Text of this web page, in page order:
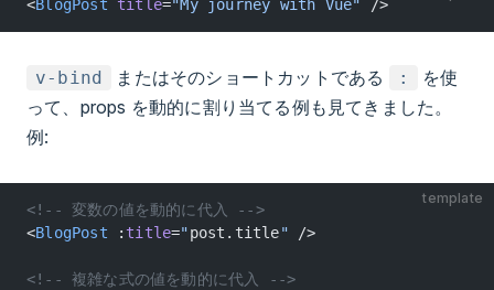
<BlogPost title="My journey with Vue" />
v-bind またはそのショートカットである :
を使
って、props を動的に割り当てる例も見てきました。
例:
template
<!-- 変数の値を動的に代入 -->
<BlogPost : title="post.title" />
<!-- 複雑な式の値を動的に代入 -->